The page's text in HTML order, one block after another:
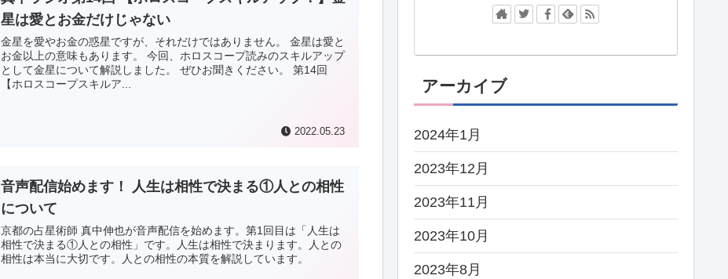
星は愛とお金だけじゃない
金星を愛やお金の惑星ですが、それだけではありません。 金星は愛と
お金以上の意味もあります。 今回、ホロスコープ読みのスキルアップ
として金星について解説しました。 ぜひお聞きください。 第14回
【ホロスコープスキルア...
2022.05.23
音声配信始めます！ 人生は相性で決まる①人との相性
について
京都の占星術師 真中伸也が音声配信を始めます。第1回目は「人生は
相性で決まる①人との相性」です。人生は相性で決まります。人との
相性は本当に大切です。人との相性の本質を解説しています。
アーカイブ
2024年1月
2023年12月
2023年11月
2023年10月
2023年8月